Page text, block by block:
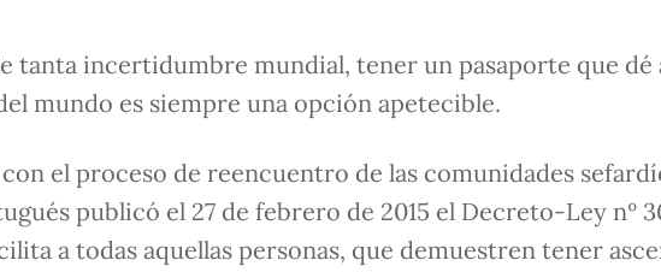
tanta incertidumbre mundial, tener un pasaporte que dé
mundo es siempre una opción apetecible.
el proceso de reencuentro de las comunidades
publicó el 27 de febrero de 2015 el Decreto-Ley nº
a todas aquellas personas, que demuestren tener